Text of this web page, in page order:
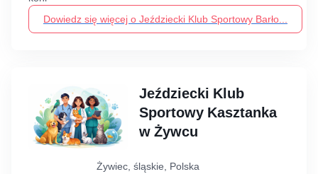
Dowiedz się więcej o Jeździecki Klub Sportowy Barło...
Jeździecki Klub
Sportowy Kasztanka
w Żywcu
Żywiec, śląskie, Polska